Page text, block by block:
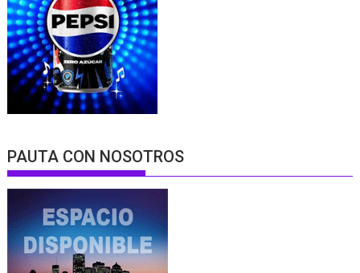
PAUTA CON NOSOTROS